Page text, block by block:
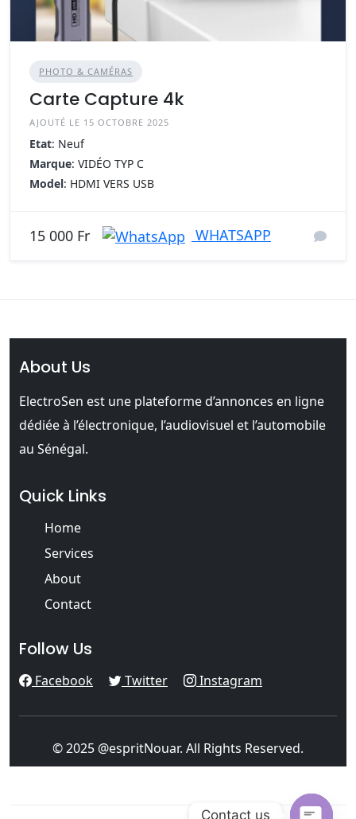
PHOTO & CAMÉRAS
Carte Capture 4k
AJOUTÉ LE 15 OCTOBRE 2025
Etat: Neuf
Marque: VIDÉO TYP C
Model: HDMI VERS USB
15 000 Fr WHATSAPP
About Us
ElectroSen est une plateforme d’annonces en ligne
dédiée à l’électronique, l’audiovisuel et l’automobile
au Sénégal.
Quick Links
Home
Services
About
Contact
Follow Us
Facebook Twitter Instagram
© 2025 @espritNouar. All Rights Reserved.
Contact us